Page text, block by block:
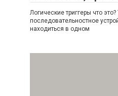
Логические триггеры что
последовательностное
находиться в одном